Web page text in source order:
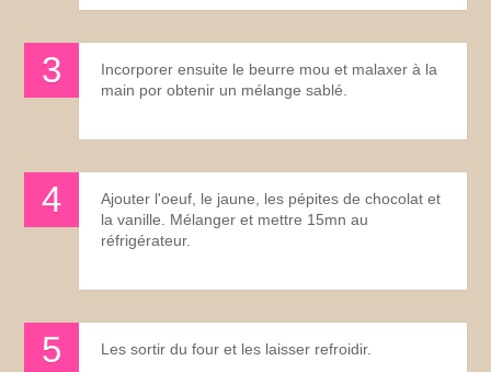
Incorporer ensuite le beurre mou et malaxer à la
main por obtenir un mélange sablé.
Ajouter l'oeuf, le jaune, les pépites de chocolat et
la vanille. Mélanger et mettre 15mn au
réfrigérateur.
Les sortir du four et les laisser refroidir.